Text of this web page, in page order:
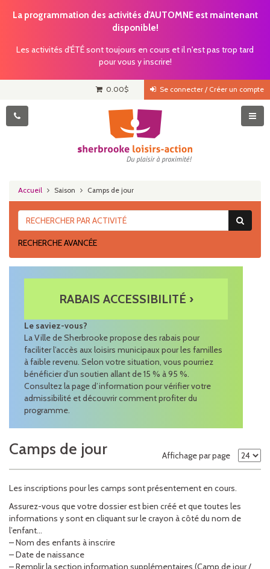
La programmation des activités d'AUTOMNE est maintenant
disponible!
Les activités d'ÉTÉ sont toujours en cours et il n'est pas trop tard
pour vous y inscrire!
Se connecter / Créer un compte
0.00$
Accueil Saison Camps de jour
RECHERCHE AVANCÉE
RABAIS ACCESSIBILITÉ ›
Le saviez-vous?
La Ville de Sherbrooke propose des rabais pour
faciliter l’accès aux loisirs municipaux pour les familles
à faible revenu. Selon votre situation, vous pourriez
bénéficier d’un soutien allant de 15 % à 95 %.
Consultez la page d’information pour vérifier votre
admissibilité et découvrir comment profiter du
programme.
Camps de jour Affichage par page
Les inscriptions pour les camps sont présentement en cours.
Assurez-vous que votre dossier est bien créé et que toutes les
informations y sont en cliquant sur le crayon à côté du nom de
l’enfant…
– Nom des enfants à inscrire
– Date de naissance
– Remplir la section information supplémentaires (Camp de jour /